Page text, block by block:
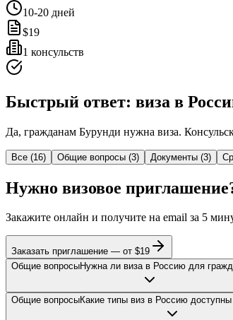
10-20 дней
$19
1 консульств
Быстрый ответ: виза в
Да, гражданам Бурунди нужна виза.
Все (16) Общие вопросы (3) Документы (3)
Нужно визовое
Закажите онлайн и получите на email за 5
Заказать приглашение — от $19
Общие вопросыНужна ли виза в Россию для
Общие вопросыКакие типы виз в Россию